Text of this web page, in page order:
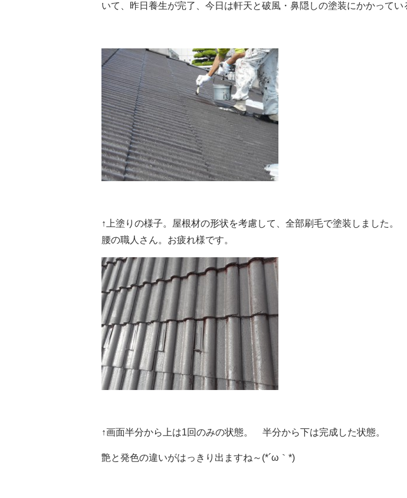
いて、昨日養生が完了、今日は軒天と破風・鼻隠しの塗装にかかってい
↑上塗りの様子。屋根材の形状を考慮して、全部刷毛で塗装しました
腰の職人さん。お疲れ様です。
↑画面半分から上は1回のみの状態。 半分から下は完成した状態。
艶と発色の違いがはっきり出ますね～(*´ω｀*)